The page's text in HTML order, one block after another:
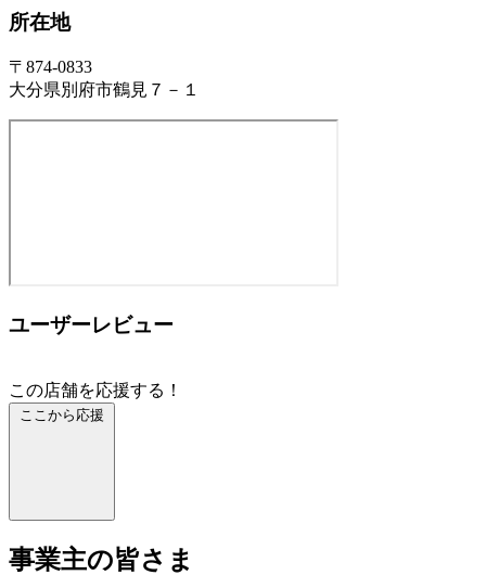
所在地
〒874-0833
大分県別府市鶴見７－１
ユーザーレビュー
この店舗を応援する！
ここから応援
事業主の皆さま